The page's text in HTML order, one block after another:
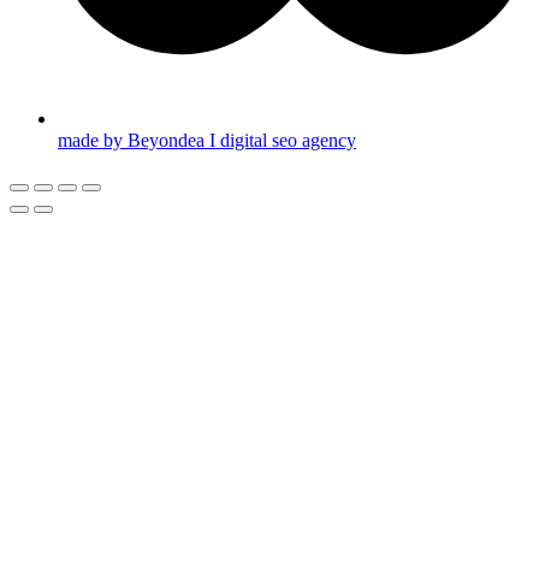
made by Beyondea I digital seo agency